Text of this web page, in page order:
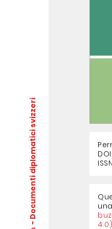
- Documenti diplomatici svizzeri
DOI
una
4.0)